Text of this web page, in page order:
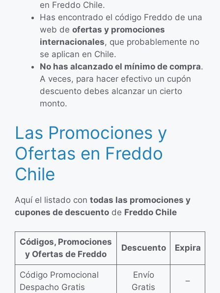
en Freddo Chile.
Has encontrado el código Freddo de una
web de ofertas y promociones
internacionales, que probablemente no
se aplican en Chile.
No has alcanzado el mínimo de compra.
A veces, para hacer efectivo un cupón
descuento debes alcanzar un cierto
monto.
Las Promociones y
Ofertas en Freddo
Chile
Aquí el listado con todas las promociones y
cupones de descuento de Freddo Chile
Códigos, Promociones
y Ofertas de Freddo
Descuento Expira
Código Promocional
Despacho Gratis
Envío
Gratis
–